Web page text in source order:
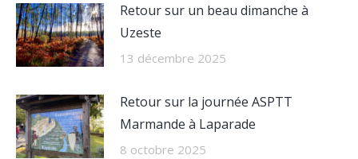
Retour sur un beau dimanche à
Uzeste
13 décembre 2025
Retour sur la journée ASPTT
Marmande à Laparade
8 octobre 2025